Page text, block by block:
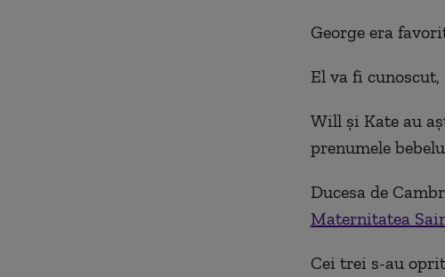
George era
El va fi
Will și Kate au
prenumele
Ducesa de
Maternitatea
Cei trei s-au